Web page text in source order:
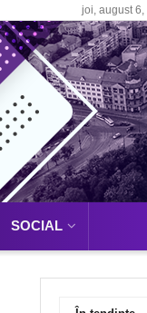
joi, august 6,
SOCIAL